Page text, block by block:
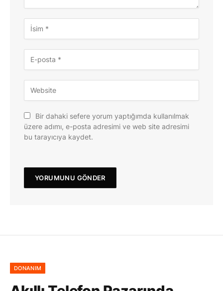
Bir dahaki sefere yorum yaptığımda kullanılmak
üzere adımı, e-posta adresimi ve web site adresimi
bu tarayıcıya kaydet.
DONANIM